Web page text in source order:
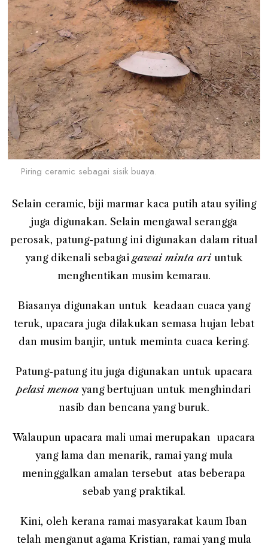
Piring ceramic sebagai sisik buaya.
Selain ceramic, biji marmar kaca putih atau syiling
juga digunakan. Selain mengawal serangga
perosak, patung-patung ini digunakan dalam ritual
yang dikenali sebagaigawai minta ariuntuk
menghentikan musim kemarau.
Biasanya digunakan untuk keadaan cuaca yang
teruk, upacara juga dilakukan semasa hujan lebat
dan musim banjir, untuk meminta cuaca kering.
Patung-patung itu juga digunakan untuk upacara
pelasi menoa yang bertujuan untuk menghindari
nasib dan bencana yang buruk.
Walaupun upacara mali umai merupakan upacara
yang lama dan menarik, ramai yang mula
meninggalkan amalan tersebut atas beberapa
sebab yang praktikal.
Kini, oleh kerana ramai masyarakat kaum Iban
telah menganut agama Kristian, ramai yang mula